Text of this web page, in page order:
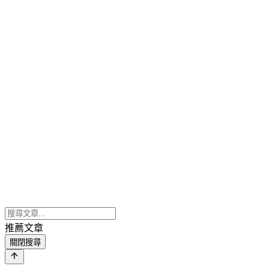
推薦文章
關閉搜尋